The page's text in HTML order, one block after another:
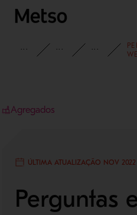
Ir para o
INSIGHTSBLOG
Agregados
ÚLTIMA ATUALIZAÇÃO NOV
Perguntas e